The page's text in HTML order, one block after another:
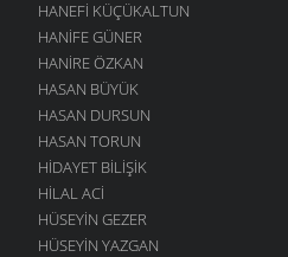
HANEFI KÜÇÜKALTUN
HANIFE GÜNER
HANIRE ÖZKAN
HASAN BÜYÜK
HASAN DURSUN
HASAN TORUN
HIDAYET BILIŞIK
HILAL ACI
HÜSEYIN GEZER
HÜSEYIN YAZGAN